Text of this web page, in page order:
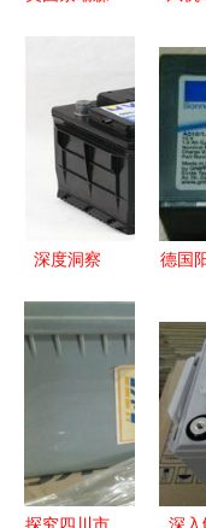
电池 工业
专用
参
深度洞察
蓄电池成为
背后的“品
质守护
者”？-汽车
德国
SR 工
域的
量